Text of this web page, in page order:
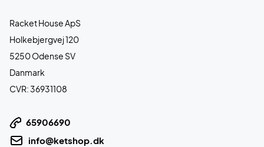
Racket House ApS
Holkebjergvej 120
5250 Odense SV
Danmark
CVR: 36931108
65906690
info@ketshop.dk